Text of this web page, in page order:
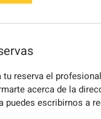
tu reserva el
acerca de la
puedes escribirnos a